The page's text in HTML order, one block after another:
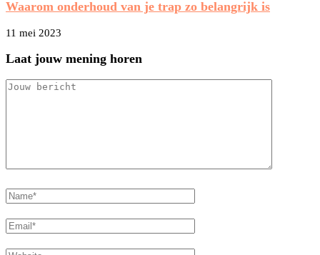
Waarom onderhoud van je trap zo belangrijk is
11 mei 2023
Laat jouw mening horen